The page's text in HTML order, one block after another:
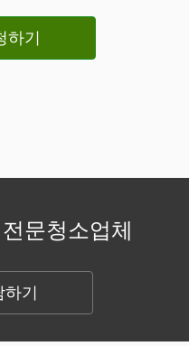
하기
문청소업체
기